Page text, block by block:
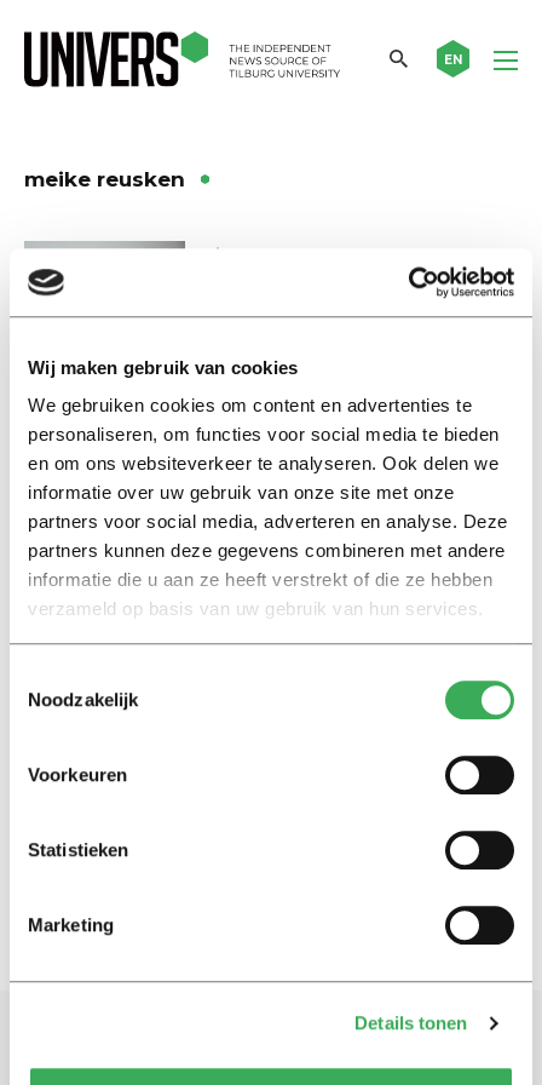
Wij maken gebruik van cookies
We gebruiken cookies om content en advertenties te
personaliseren, om functies voor social media te bieden
en om ons websiteverkeer te analyseren. Ook delen we
informatie over uw gebruik van onze site met onze
partners voor social media, adverteren en analyse. Deze
partners kunnen deze gegevens combineren met andere
informatie die u aan ze heeft verstrekt of die ze hebben
verzameld op basis van uw gebruik van hun services.
Noodzakelijk
Voorkeuren
Statistieken
Marketing
Details tonen
EN
meike reusken
Nieuws
Vier Tilburgse wetenschappers
dingen mee naar de Klokhuis
26 januari 2023
Poverty in the Netherlands
PhD researcher Meike helps
food banks: ‘I hope that in the
future food banks will be less
about poverty and more about
food waste’
22 december 2021
Promovenda Meike helpt
voedselbanken in de toekomst
minder gaan over armoede en